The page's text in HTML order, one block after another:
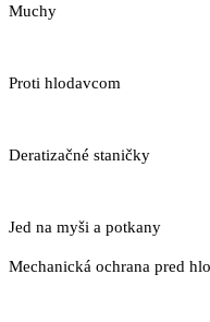
Muchy
Proti hlodavcom
Deratizačné staničky
Jed na myši a potkany
Mechanická ochrana pred